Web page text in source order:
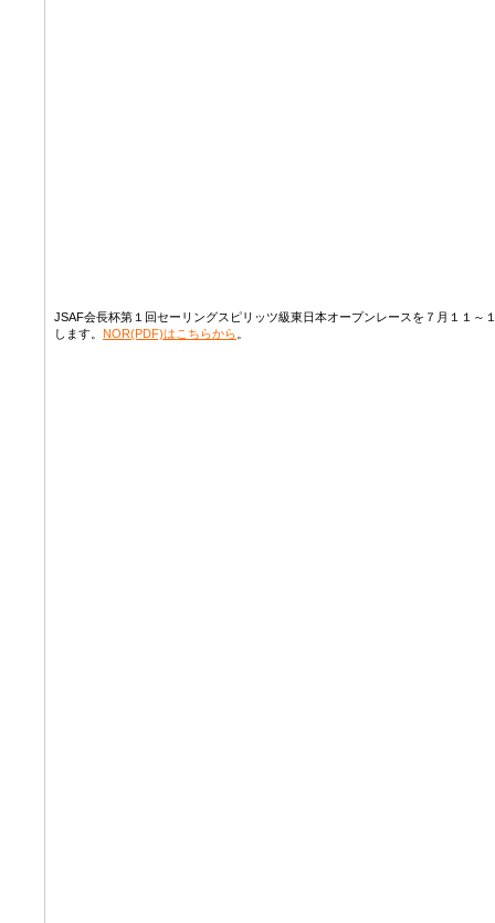
JSAF会長杯第１回セーリングスピリッツ級東日本オープンレースを７月１１～
します。 NOR(PDF)はこちらから 。